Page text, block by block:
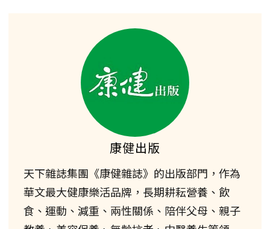
康健出版
天下雜誌集團《康健雜誌》的出版部門，作為
華文最大健康樂活品牌，長期耕耘營養、飲
食、運動、減重、兩性關係、陪伴父母、親子